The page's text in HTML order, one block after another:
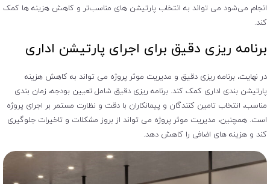
انجام می‌شود می ‌تواند به انتخاب پارتیشن ‌های مناسب‌تر و کاهش هزینه ‌ها کمک
کند.
برنامه ریزی دقیق برای اجرای پارتیشن اداری
در نهایت، برنامه ‌ریزی دقیق و مدیریت موثر پروژه می ‌تواند به کاهش هزینه‌
پارتیشن بندی اداری کمک کند. برنامه ‌ریزی دقیق شامل تعیین بودجه، زمان ‌بندی
مناسب، انتخاب تامین کنندگان و پیمانکاران با دقت و نظارت مستمر بر اجرای پروژه
است. همچنین، مدیریت موثر پروژه می‌ تواند از بروز مشکلات و تاخیرات جلوگیری
کند و هزینه‌ های اضافی را کاهش دهد.